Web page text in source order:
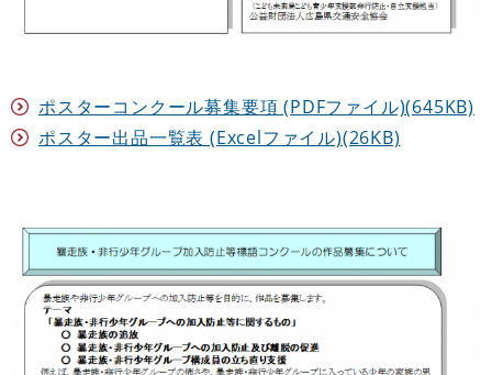
ポスターコンクール募集要項 (PDFファイル)(645KB)
ポスター出品一覧表 (Excelファイル)(26KB)